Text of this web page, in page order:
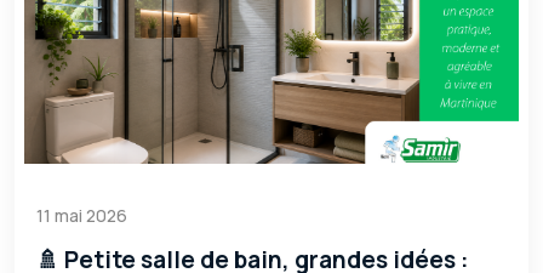
11 mai 2026
🚿 Petite salle de bain, grandes idées :